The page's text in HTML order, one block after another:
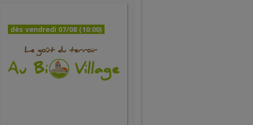
dès vendredi 07/08 (10:00)